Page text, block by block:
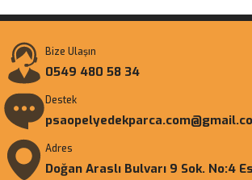
Bize Ulaşın
0549 480 58 34
Destek
Adres
Doğan Araslı Bulvarı 9 Sok. No:4